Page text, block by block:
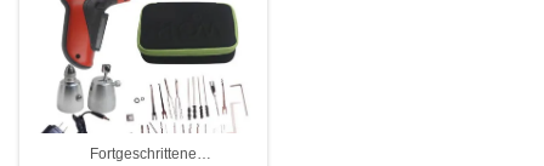
Fortgeschrittene